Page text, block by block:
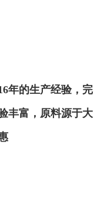
年的生产经验，完
丰富，原料源于大